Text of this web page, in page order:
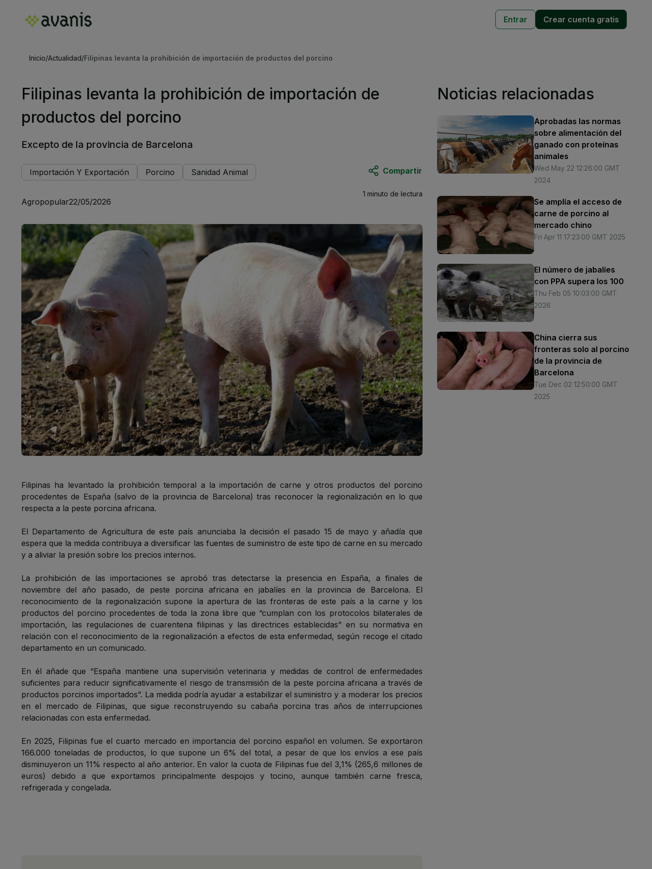
Entrar Crear cuenta gratis
Inicio/Actualidad/Filipinas levanta la prohibición de importación de productos del porcino
Filipinas levanta la prohibición de importación de
productos del porcino
Excepto de la provincia de Barcelona
Importación Y Exportación Porcino Sanidad Animal Compartir
Agropopular22/05/2026
1 minuto de lectura
Filipinas ha levantado la prohibición temporal a la importación de carne y otros productos del porcino
procedentes de España (salvo de la provincia de Barcelona) tras reconocer la regionalización en lo que
respecta a la peste porcina africana.
El Departamento de Agricultura de este país anunciaba la decisión el pasado 15 de mayo y añadía que
espera que la medida contribuya a diversificar las fuentes de suministro de este tipo de carne en su mercado
y a aliviar la presión sobre los precios internos.
La prohibición de las importaciones se aprobó tras detectarse la presencia en España, a finales de
noviembre del año pasado, de peste porcina africana en jabalíes en la provincia de Barcelona. El
reconocimiento de la regionalización supone la apertura de las fronteras de este país a la carne y los
productos del porcino procedentes de toda la zona libre que “cumplan con los protocolos bilaterales de
importación, las regulaciones de cuarentena filipinas y las directrices establecidas” en su normativa en
relación con el reconocimiento de la regionalización a efectos de esta enfermedad, según recoge el citado
departamento en un comunicado.
En él añade que “España mantiene una supervisión veterinaria y medidas de control de enfermedades
suficientes para reducir significativamente el riesgo de transmisión de la peste porcina africana a través de
productos porcinos importados”. La medida podría ayudar a estabilizar el suministro y a moderar los precios
en el mercado de Filipinas, que sigue reconstruyendo su cabaña porcina tras años de interrupciones
relacionadas con esta enfermedad.
En 2025, Filipinas fue el cuarto mercado en importancia del porcino español en volumen. Se exportaron
166.000 toneladas de productos, lo que supone un 6% del total, a pesar de que los envíos a ese país
disminuyeron un 11% respecto al año anterior. En valor la cuota de Filipinas fue del 3,1% (265,6 millones de
euros) debido a que exportamos principalmente despojos y tocino, aunque también carne fresca,
refrigerada y congelada.
Noticias relacionadas
Aprobadas las normas
sobre alimentación del
ganado con proteínas
animales
Wed May 22 12:26:00 GMT
2024
Se amplía el acceso de
carne de porcino al
mercado chino
Fri Apr 11 17:23:00 GMT 2025
El número de jabalíes
con PPA supera los 100
Thu Feb 05 10:03:00 GMT
2026
China cierra sus
fronteras solo al porcino
de la provincia de
Barcelona
Tue Dec 02 12:50:00 GMT
2025